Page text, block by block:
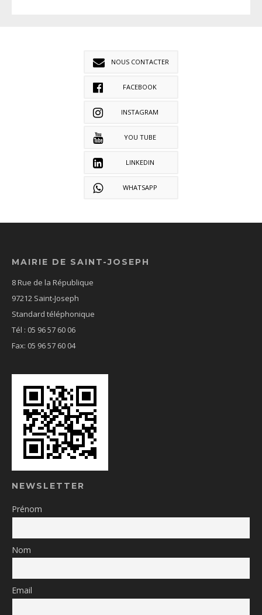
NOUS CONTACTER
FACEBOOK
INSTAGRAM
YOU TUBE
LINKEDIN
WHATSAPP
MAIRIE DE SAINT-JOSEPH
8 Rue de la République
97212 Saint-Joseph
Standard téléphonique
Tél : 05 96 57 60 06
Fax: 05 96 57 60 04
NEWSLETTER
Prénom
Nom
Email